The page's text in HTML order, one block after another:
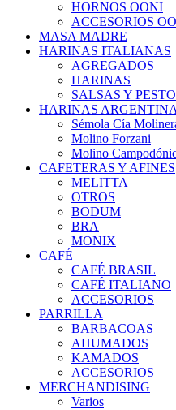
HORNOS OONI
ACCESORIOS
MASA MADRE
HARINAS ITALIANAS
AGREGADOS
HARINAS
SALSAS Y PESTO
HARINAS
Sémola Cía
Molino Forzani
Molino
CAFETERAS Y AFINES
MELITTA
OTROS
BODUM
BRA
MONIX
CAFÉ
CAFÉ BRASIL
CAFÉ ITALIANO
ACCESORIOS
PARRILLA
BARBACOAS
AHUMADOS
KAMADOS
ACCESORIOS
MERCHANDISING
Varios